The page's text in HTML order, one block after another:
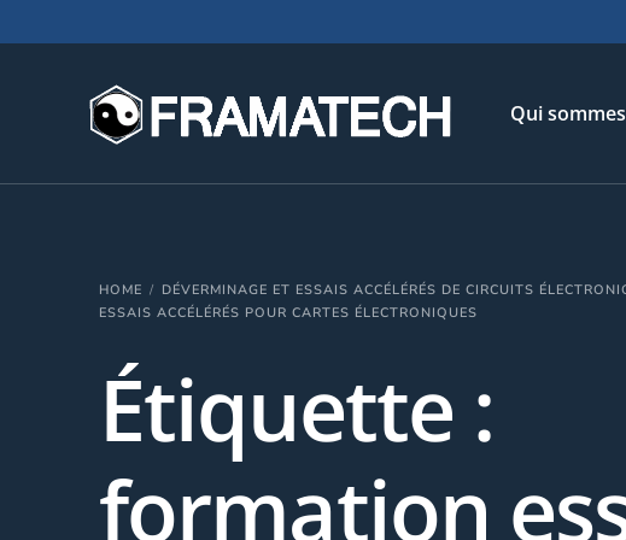
Qui
Notre
HOME DÉVERMINAGE ET ESSAIS ACCÉLÉRÉS DE CIRCUITS
ESSAIS ACCÉLÉRÉS POUR CARTES ÉLECTRONIQUES
Étiquette :
formation